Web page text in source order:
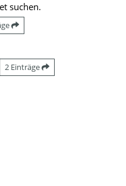
suchen.
2 Einträge